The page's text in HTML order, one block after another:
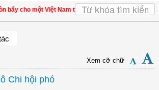
cho một Việt Nam thịnh vượng | Hội LHPN tỉnh
Xem cỡ chữ
Chi hội phó